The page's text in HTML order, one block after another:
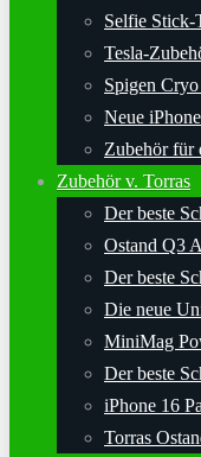
Selfie Stick-
Tesla-
Spigen
Neue
Zubehör für
Zubehör v. Torras
Der beste
Ostand Q3
Der beste
Die neue
MiniMag
Der beste
iPhone 16
Torras